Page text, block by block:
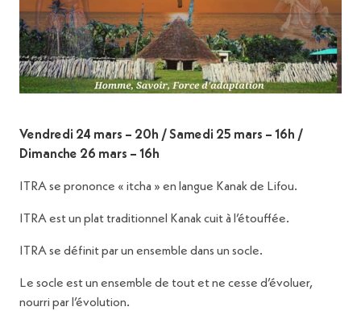
Vendredi 24 mars – 20h / Samedi 25 mars – 16h /
Dimanche 26 mars – 16h
ITRA se prononce « itcha » en langue Kanak de Lifou.
ITRA est un plat traditionnel Kanak cuit à l’étouffée.
ITRA se définit par un ensemble dans un socle.
Le socle est un ensemble de tout et ne cesse d’évoluer,
nourri par l’évolution.